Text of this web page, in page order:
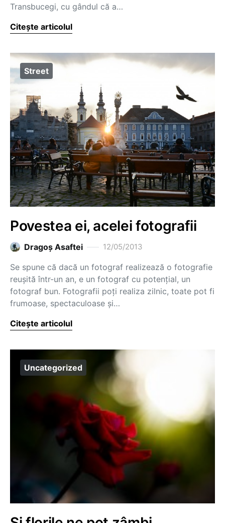
Transbucegi, cu gândul că a…
Citește articolul
Street
Povestea ei, acelei fotografii
Dragoş Asaftei 12/05/2013
Se spune că dacă un fotograf realizează o fotografie
reușită într-un an, e un fotograf cu potențial, un
fotograf bun. Fotografii poți realiza zilnic, toate pot fi
frumoase, spectaculoase și…
Citește articolul
Uncategorized